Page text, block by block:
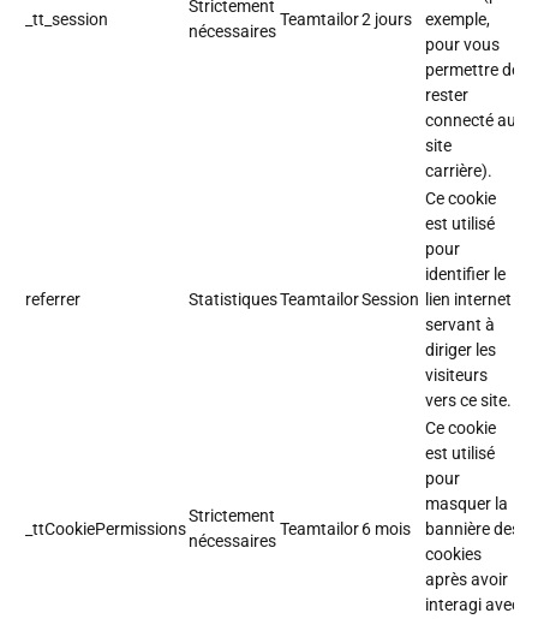
_tt_session
Strictement
nécessaires
Teamtailor2 jours
exemple,
pour vous
permettre de
rester
connecté au
site
carrière).
referrer StatistiquesTeamtailorSession
Ce cookie
est utilisé
pour
identifier le
lien internet
servant à
diriger les
visiteurs
vers ce site.
_ttCookiePermissions
Strictement
nécessaires
Teamtailor6 mois
Ce cookie
est utilisé
pour
masquer la
bannière des
cookies
après avoir
interagi avec